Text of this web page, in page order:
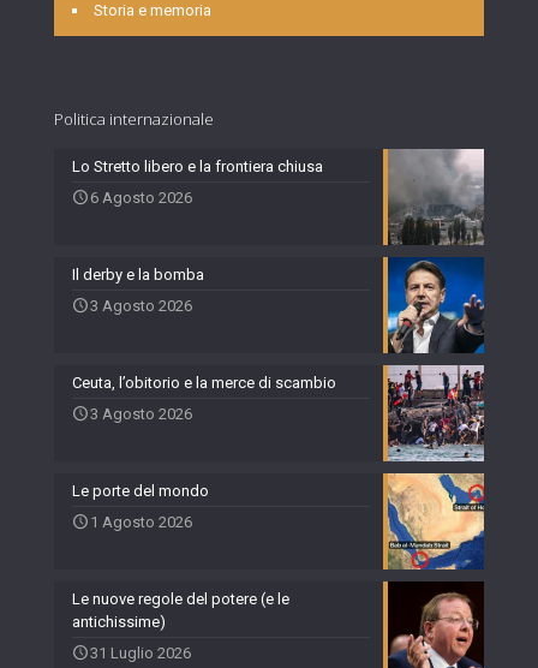
Storia e memoria
Politica internazionale
Lo Stretto libero e la frontiera chiusa
6 Agosto 2026
Il derby e la bomba
3 Agosto 2026
Ceuta, l’obitorio e la merce di scambio
3 Agosto 2026
Le porte del mondo
1 Agosto 2026
Le nuove regole del potere (e le
antichissime)
31 Luglio 2026